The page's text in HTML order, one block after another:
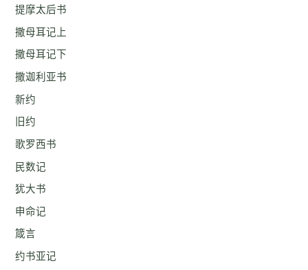
提摩太后书
撒母耳记上
撒母耳记下
撒迦利亚书
新约
旧约
歌罗西书
民数记
犹大书
申命记
箴言
约书亚记